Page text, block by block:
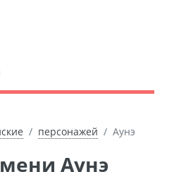
персонажей Аунэ
Аунэ